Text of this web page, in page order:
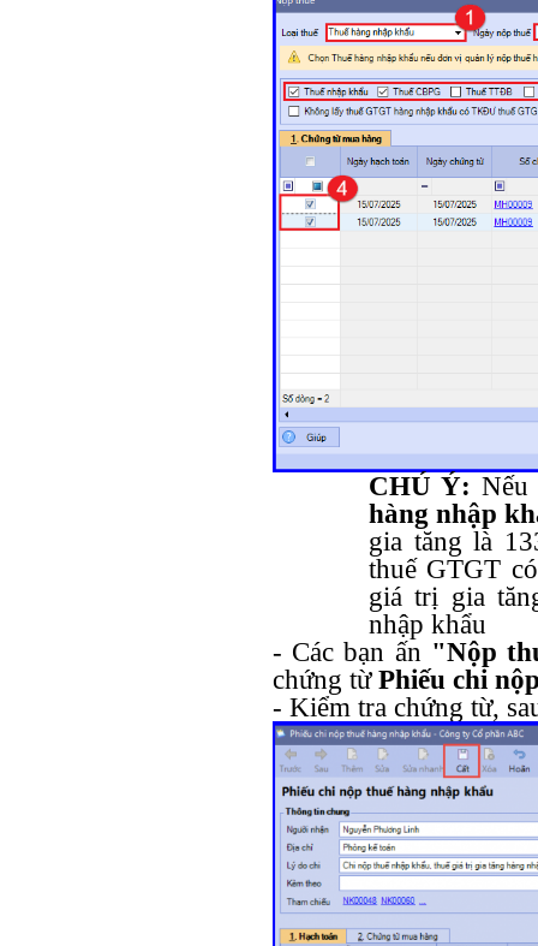
CHÚ Ý:
hàng nhập
gia tăng là
thuế GTGT
giá trị gia
nhập khẩu
- Các bạn ấn "Nộp
chứng từ Phiếu chi
- Kiểm tra chứng từ,